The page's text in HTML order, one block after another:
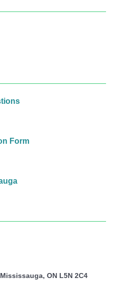
Form
ON L5N 2C4